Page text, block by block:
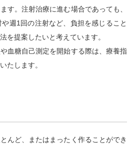
す。注射治療に進む場合であっても、
週1回の注射など、負担を感じること
を提案したいと考えています。
血糖自己測定を開始する際は、療養指
たします。
んど、またはまったく作ることができ